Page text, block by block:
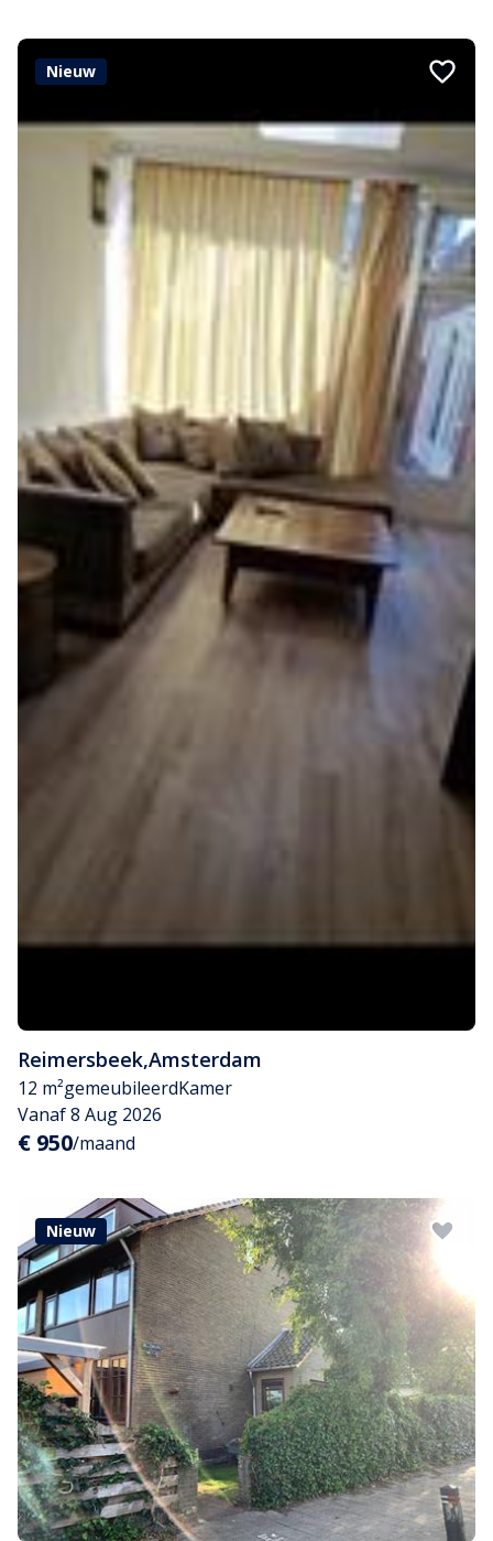
Nieuw
Reimersbeek,Amsterdam
12 m²gemeubileerdKamer
Vanaf 8 Aug 2026
€ 950/maand
Nieuw